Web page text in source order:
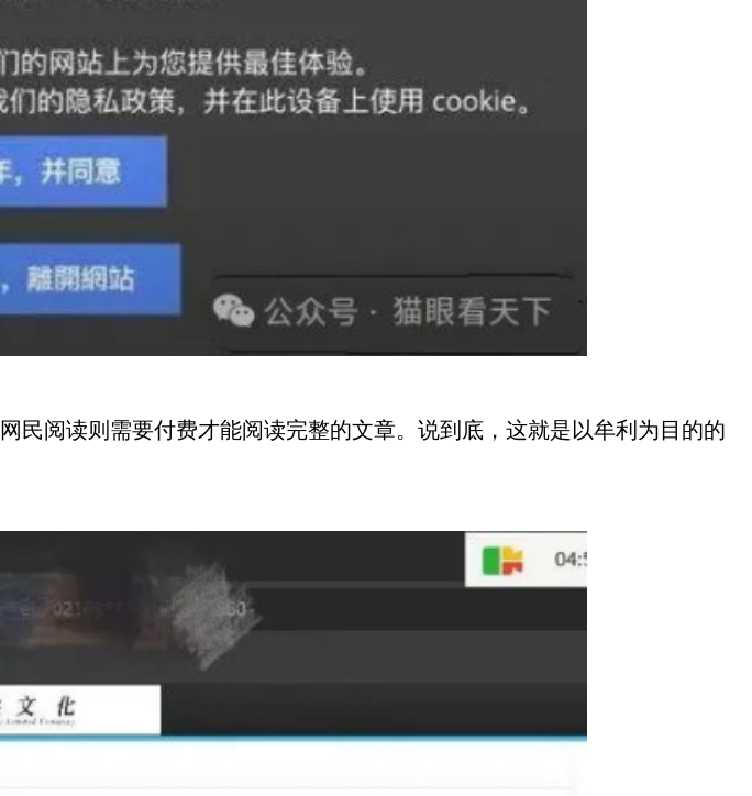
民阅读则需要付费才能阅读完整的文章。说到底，这就是以牟利为目的的